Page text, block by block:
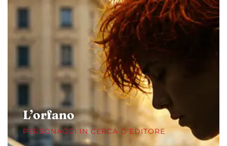
L’orfano
PERSONAGGI IN CERCA D’EDITORE